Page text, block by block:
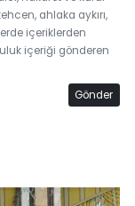
ahlaka aykırı,
içeriklerden
içeriği gönderen
Gönder